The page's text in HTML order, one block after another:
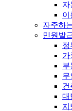
자
이
자주하
민원발
정
가
부
무
건
대
지